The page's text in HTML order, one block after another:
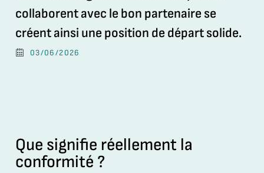
collaborent avec le bon partenaire se
créent ainsi une position de départ solide.
03/06/2026
Que signifie réellement la
conformité ?